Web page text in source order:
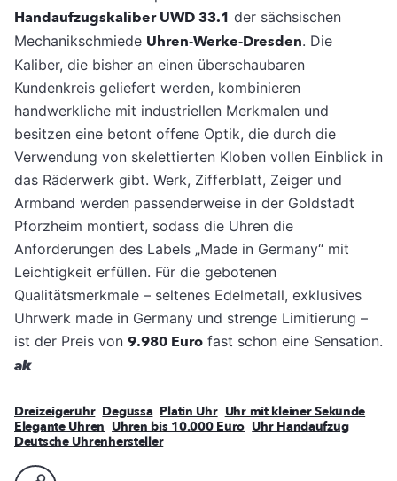
Handaufzugskaliber UWD 33.1 der sächsischen
Mechanikschmiede Uhren-Werke-Dresden. Die
Kaliber, die bisher an einen überschaubaren
Kundenkreis geliefert werden, kombinieren
handwerkliche mit industriellen Merkmalen und
besitzen eine betont offene Optik, die durch die
Verwendung von skelettierten Kloben vollen Einblick in
das Räderwerk gibt. Werk, Zifferblatt, Zeiger und
Armband werden passenderweise in der Goldstadt
Pforzheim montiert, sodass die Uhren die
Anforderungen des Labels „Made in Germany“ mit
Leichtigkeit erfüllen. Für die gebotenen
Qualitätsmerkmale – seltenes Edelmetall, exklusives
Uhrwerk made in Germany und strenge Limitierung –
ist der Preis von 9.980 Euro fast schon eine Sensation.
ak
Dreizeigeruhr Degussa Platin Uhr Uhr mit kleiner Sekunde
Elegante Uhren Uhren bis 10.000 Euro Uhr Handaufzug
Deutsche Uhrenhersteller